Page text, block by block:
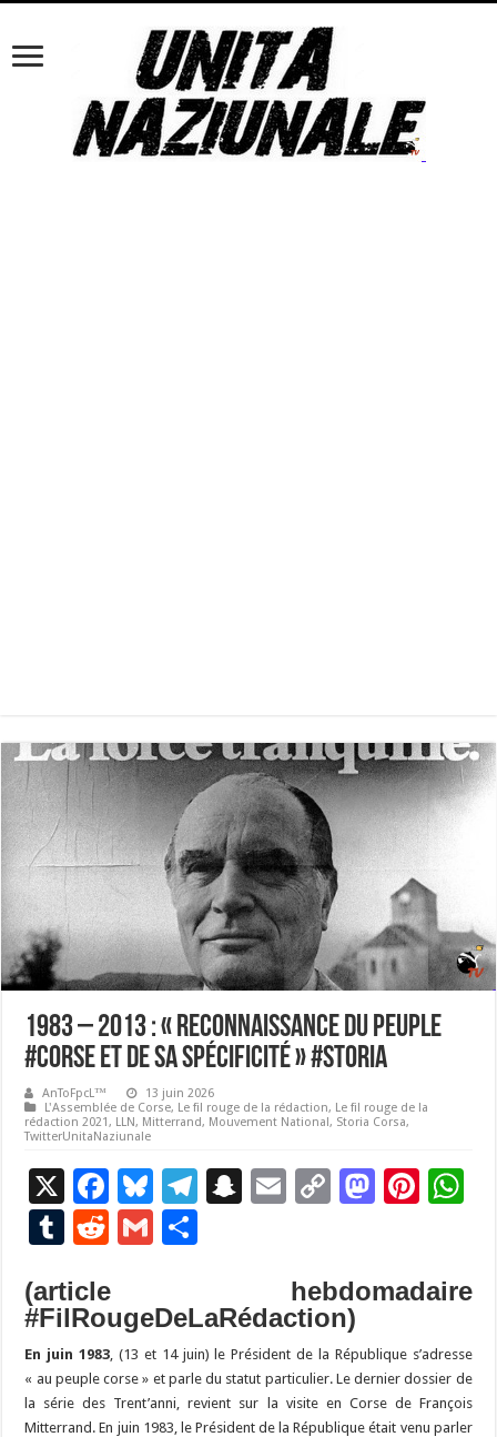
1983 – 2013 : « Reconnaissance du Peuple
#Corse et de sa spécificité » #Storia
AnToFpcL™
13 juin 2026
L'Assemblée de Corse, Le fil rouge de la rédaction, Le fil rouge de la
rédaction 2021, LLN, Mitterrand, Mouvement National, Storia Corsa,
TwitterUnitaNaziunale
X
F
ac
e
b
o
o
k
Bl
u
es
T
a
m
S
c
h
at
E
l
C
y
Li
n
k
M
d
n
Pi
es
p
T
m
bl
r
R
d
di
t
G
ai
l
ta
g
er
(article hebdomadaire
#FilRougeDeLaRédaction)
En juin 1983 , (13 et 14 juin) le Président de la République s’adresse
« au peuple corse » et parle du statut particulier. Le dernier dossier de
la série des Trent’anni, revient sur la visite en Corse de François
Mitterrand. En juin 1983, le Président de la République était venu parler